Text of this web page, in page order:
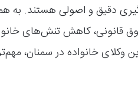
دقیق و اصولی هستند. به
قانونی، کاهش تنش‌های
وکلای خانواده در سمنان،